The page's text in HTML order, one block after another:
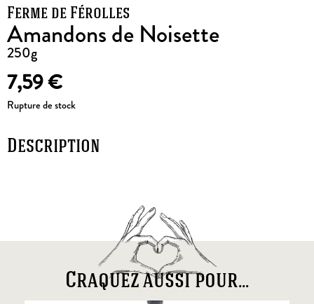
Ferme de Férolles
Amandons de Noisette
250g
7,59€
Rupture de stock
Description
Craquez aussi pour...